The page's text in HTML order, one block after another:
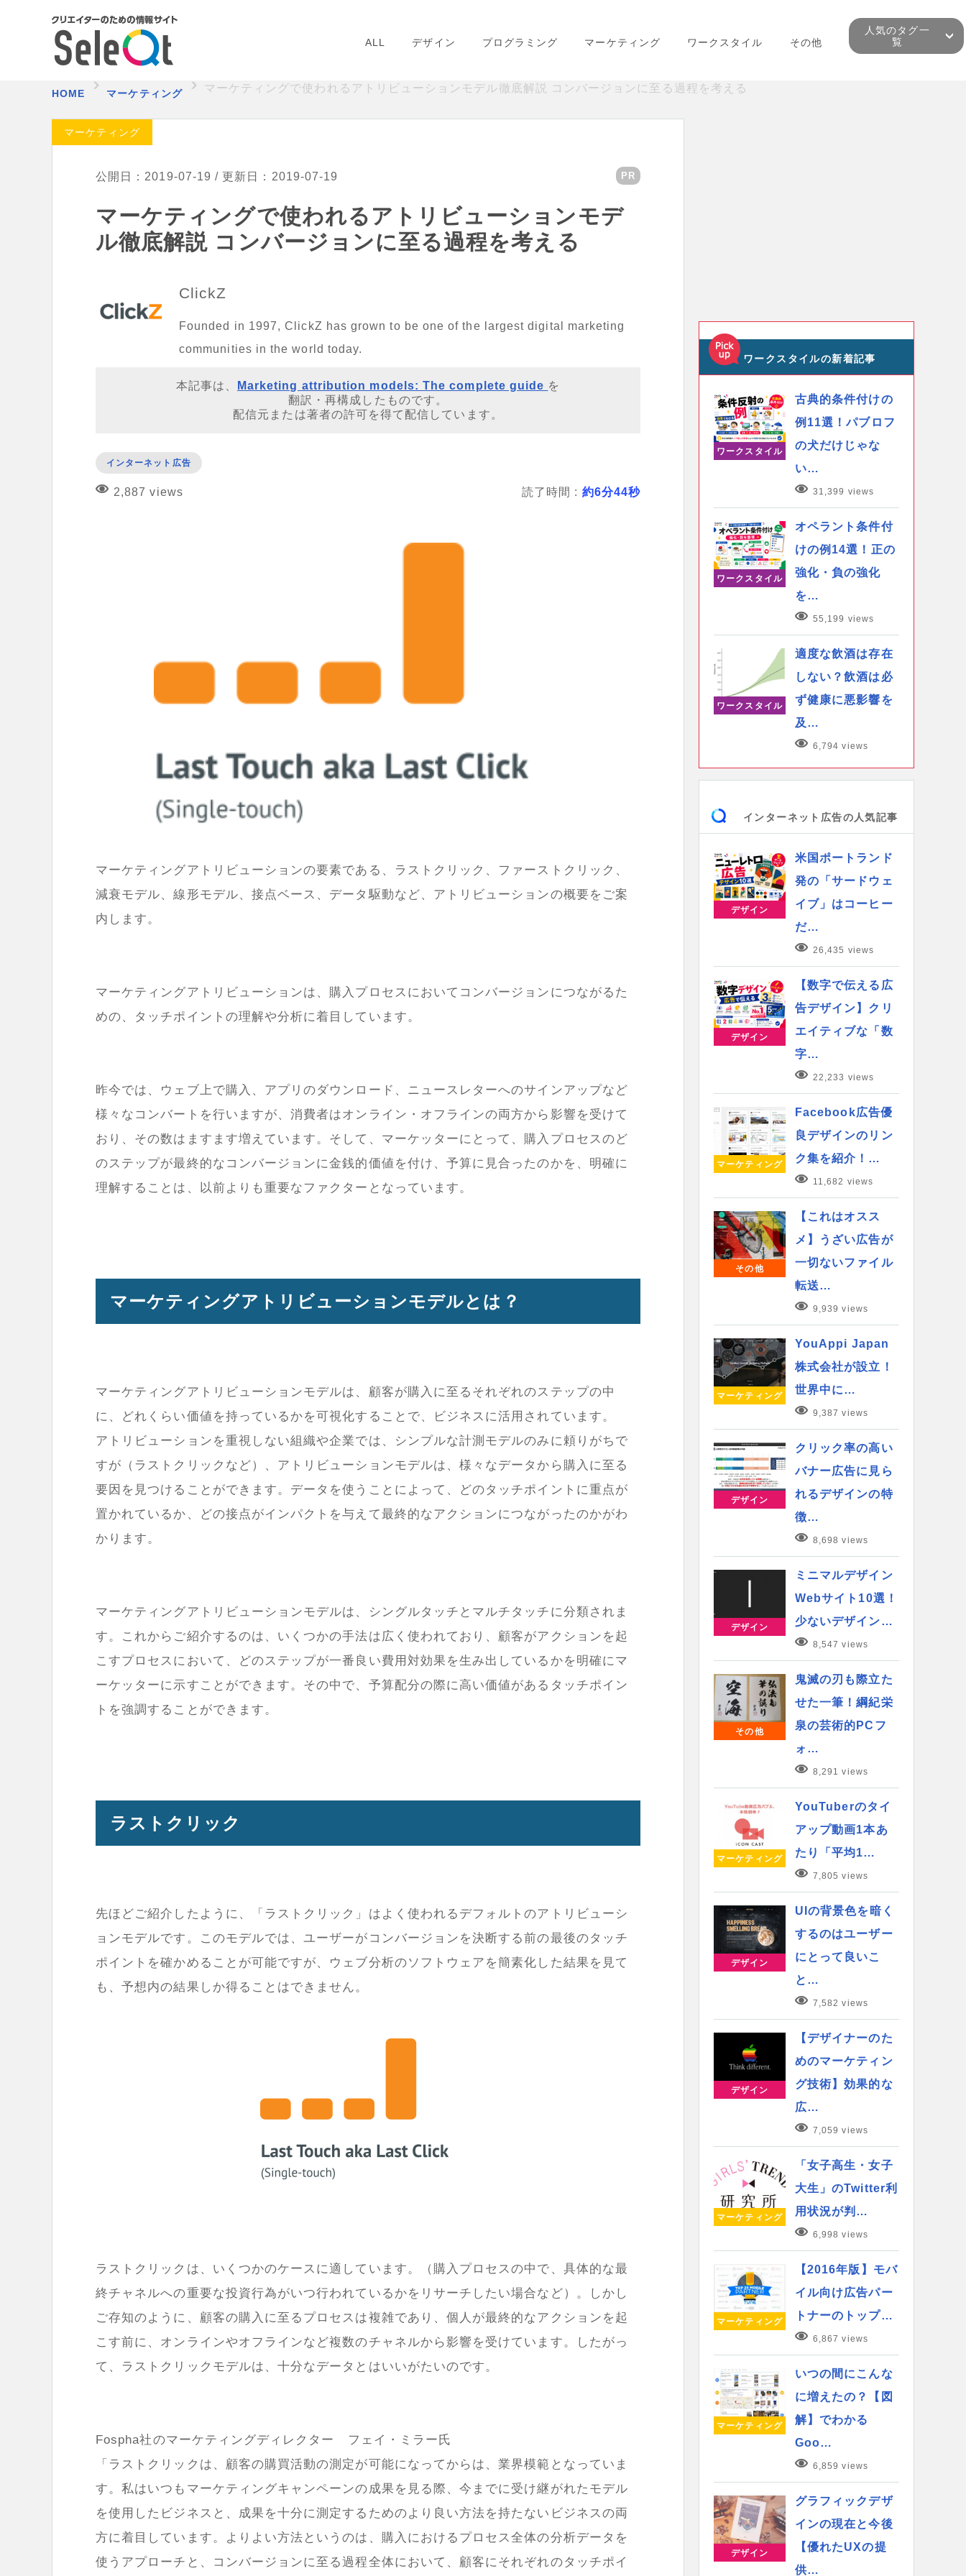
ALL デザイン プログラミング マーケティング ワークスタイル その他
人気のタグ一
覧
HOME マーケティング マーケティングで使われるアトリビューションモデル徹底解説 コンバージョンに至る過程を考える
マーケティング
公開日：2019-07-19 / 更新日：2019-07-19 PR
マーケティングで使われるアトリビューションモデ
ル徹底解説 コンバージョンに至る過程を考える
ClickZ
Founded in 1997, ClickZ has grown to be one of the largest digital marketing
communities in the world today.
本記事は、 Marketing attribution models: The complete guide を
翻訳・再構成したものです。
配信元または著者の許可を得て配信しています。
インターネット広告
2,887 views 読了時間 : 約6分44秒
マーケティングアトリビューションの要素である、ラストクリック、ファーストクリック、
減衰モデル、線形モデル、接点ベース、データ駆動など、アトリビューションの概要をご案
内します。
マーケティングアトリビューションは、購入プロセスにおいてコンバージョンにつながるた
めの、タッチポイントの理解や分析に着目しています。
昨今では、ウェブ上で購入、アプリのダウンロード、ニュースレターへのサインアップなど
様々なコンバートを行いますが、消費者はオンライン・オフラインの両方から影響を受けて
おり、その数はますます増えています。そして、マーケッターにとって、購入プロセスのど
のステップが最終的なコンバージョンに金銭的価値を付け、予算に見合ったのかを、明確に
理解することは、以前よりも重要なファクターとなっています。
マーケティングアトリビューションモデルとは？
マーケティングアトリビューションモデルは、顧客が購入に至るそれぞれのステップの中
に、どれくらい価値を持っているかを可視化することで、ビジネスに活用されています。
アトリビューションを重視しない組織や企業では、シンプルな計測モデルのみに頼りがちで
すが（ラストクリックなど）、アトリビューションモデルは、様々なデータから購入に至る
要因を見つけることができます。データを使うことによって、どのタッチポイントに重点が
置かれているか、どの接点がインパクトを与えて最終的なアクションにつながったのかがわ
かります。
マーケティングアトリビューションモデルは、シングルタッチとマルチタッチに分類されま
す。これからご紹介するのは、いくつかの手法は広く使われており、顧客がアクションを起
こすプロセスにおいて、どのステップが一番良い費用対効果を生み出しているかを明確にマ
ーケッターに示すことができます。その中で、予算配分の際に高い価値があるタッチポイン
トを強調することができます。
ラストクリック
先ほどご紹介したように、「ラストクリック」はよく使われるデフォルトのアトリビューシ
ョンモデルです。このモデルでは、ユーザーがコンバージョンを決断する前の最後のタッチ
ポイントを確かめることが可能ですが、ウェブ分析のソフトウェアを簡素化した結果を見て
も、予想内の結果しか得ることはできません。
ラストクリックは、いくつかのケースに適しています。（購入プロセスの中で、具体的な最
終チャネルへの重要な投資行為がいつ行われているかをリサーチしたい場合など）。しかし
ご存知のように、顧客の購入に至るプロセスは複雑であり、個人が最終的なアクションを起
こす前に、オンラインやオフラインなど複数のチャネルから影響を受けています。したがっ
て、ラストクリックモデルは、十分なデータとはいいがたいのです。
Fospha社のマーケティングディレクター フェイ・ミラー氏
「ラストクリックは、顧客の購買活動の測定が可能になってからは、業界模範となっていま
す。私はいつもマーケティングキャンペーンの成果を見る際、今までに受け継がれたモデル
を使用したビジネスと、成果を十分に測定するためのより良い方法を持たないビジネスの両
方に着目しています。よりよい方法というのは、購入におけるプロセス全体の分析データを
使うアプローチと、コンバージョンに至る過程全体において、顧客にそれぞれのタッチポイ
ワークスタイルの新着記事
ワークスタイル
古典的条件付けの
例11選！パブロフ
の犬だけじゃな
い…
31,399 views
ワークスタイル
オペラント条件付
けの例14選！正の
強化・負の強化
を…
55,199 views
ワークスタイル
適度な飲酒は存在
しない？飲酒は必
ず健康に悪影響を
及…
6,794 views
インターネット広告の人気記事
デザイン
米国ポートランド
発の「サードウェ
イブ」はコーヒー
だ…
26,435 views
デザイン
【数字で伝える広
告デザイン】クリ
エイティブな「数
字…
22,233 views
マーケティング
Facebook広告優
良デザインのリン
ク集を紹介！…
11,682 views
その他
【これはオスス
メ】うざい広告が
一切ないファイル
転送…
9,939 views
マーケティング
YouAppi Japan
株式会社が設立！
世界中に…
9,387 views
デザイン
クリック率の高い
バナー広告に見ら
れるデザインの特
徴…
8,698 views
デザイン
ミニマルデザイン
Webサイト10選！
少ないデザイン…
8,547 views
その他
鬼滅の刃も際立た
せた一筆！綱紀栄
泉の芸術的PCフ
ォ…
8,291 views
マーケティング
YouTuberのタイ
アップ動画1本あ
たり「平均1…
7,805 views
デザイン
UIの背景色を暗く
するのはユーザー
にとって良いこ
と…
7,582 views
デザイン
【デザイナーのた
めのマーケティン
グ技術】効果的な
広…
7,059 views
マーケティング
「女子高生・女子
大生」のTwitter利
用状況が判…
6,998 views
マーケティング
【2016年版】モバ
イル向け広告パー
トナーのトップ…
6,867 views
マーケティング
いつの間にこんな
に増えたの？【図
解】でわかる
Goo…
6,859 views
デザイン
グラフィックデザ
インの現在と今後
【優れたUXの提
供…